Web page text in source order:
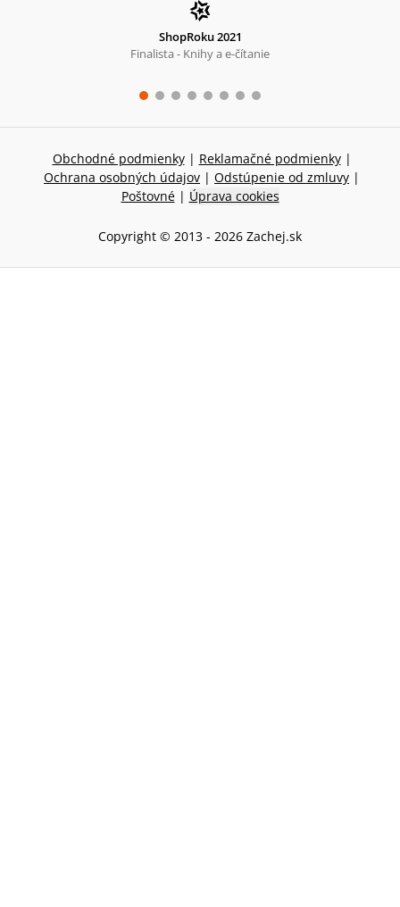
ShopRoku 2021
Finalista - Knihy a e-čítanie
Obchodné podmienky | Reklamačné podmienky |
Ochrana osobných údajov | Odstúpenie od zmluvy |
Poštovné | Úprava cookies
Copyright © 2013 - 2026 Zachej.sk